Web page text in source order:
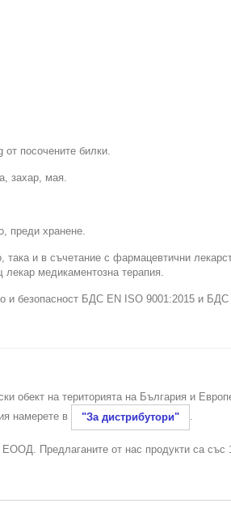
от посочените билки.
захар, мая.
преди хранене.
и в съчетание с фармацевтични
медикаментозна терапия.
и безопасност БДС EN ISO 9001:2015 и
обект на територията на България и
намерете в
"За дистрибутори" .
Предлаганите от нас продукти са със